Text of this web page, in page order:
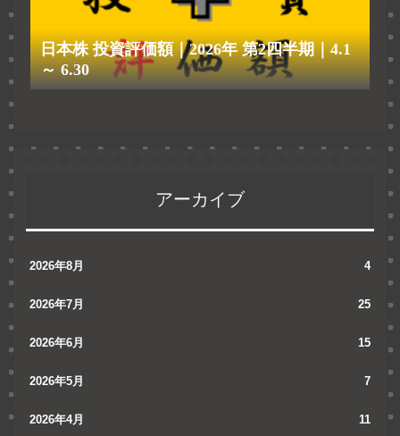
日本株 投資評価額｜2026年 第2四半期｜4.1
～ 6.30
アーカイブ
2026年8月 4
2026年7月 25
2026年6月 15
2026年5月 7
2026年4月 11